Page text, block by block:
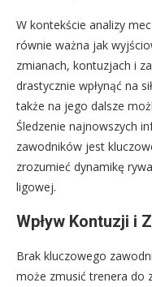
W kontekście analizy
równie ważna jak
zmianach, kontuzjach i
drastycznie wpłynąć na
także na jego dalsze
Śledzenie najnowszych
zawodników jest
zrozumieć dynamikę
ligowej.
Wpływ Kontuzji i
Brak kluczowego
może zmusić trenera do